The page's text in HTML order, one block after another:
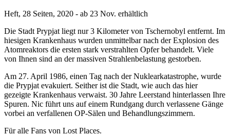
Heft, 28 Seiten, 2020 - ab 23 Nov. erhältlich
Die Stadt Prypjat liegt nur 3 Kilometer von Tschernobyl entfernt. Im
hiesigen Krankenhaus wurden unmittelbar nach der Explosion des
Atomreaktors die ersten stark verstrahlten Opfer behandelt. Viele
von Ihnen sind an der massiven Strahlenbelastung gestorben.
Am 27. April 1986, einen Tag nach der Nuklearkatastrophe, wurde
die Prypjat evakuiert. Seither ist die Stadt, wie auch das hier
gezeigte Krankenhaus verwaist. 30 Jahre Leerstand hinterlassen Ihre
Spuren. Nic führt uns auf einem Rundgang durch verlassene Gänge
vorbei an verfallenen OP-Sälen und Behandlungszimmern.
Für alle Fans von Lost Places.